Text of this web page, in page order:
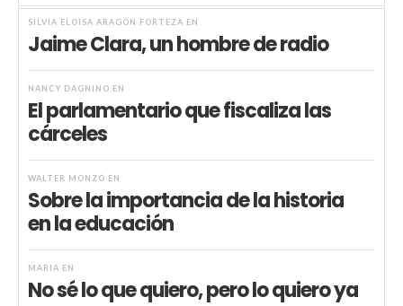
SILVIA ELOISA ARAGÓN FORTEZA EN
Jaime Clara, un hombre de radio
NANCY DAGNINO EN
El parlamentario que fiscaliza las
cárceles
WALTER MONZÓ EN
Sobre la importancia de la historia
en la educación
MARIA EN
No sé lo que quiero, pero lo quiero ya